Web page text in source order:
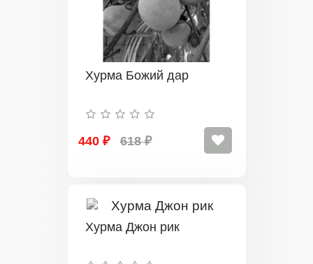
Хурма Божий дар
440 ₽ 618 ₽
Хурма Джон рик